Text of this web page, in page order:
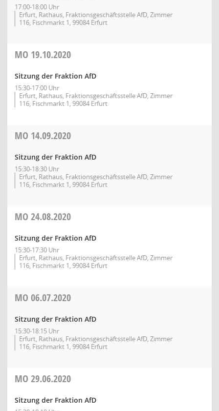
17:00-18:00 Uhr
Erfurt, Rathaus, Fraktionsgeschäftsstelle AfD, Zimmer
116, Fischmarkt 1, 99084 Erfurt
MO 19.10.2020
Sitzung der Fraktion AfD
15:30-17:00 Uhr
Erfurt, Rathaus, Fraktionsgeschäftsstelle AfD, Zimmer
116, Fischmarkt 1, 99084 Erfurt
MO 14.09.2020
Sitzung der Fraktion AfD
15:30-18:30 Uhr
Erfurt, Rathaus, Fraktionsgeschäftsstelle AfD, Zimmer
116, Fischmarkt 1, 99084 Erfurt
MO 24.08.2020
Sitzung der Fraktion AfD
15:30-17:30 Uhr
Erfurt, Rathaus, Fraktionsgeschäftsstelle AfD, Zimmer
116, Fischmarkt 1, 99084 Erfurt
MO 06.07.2020
Sitzung der Fraktion AfD
15:30-18:15 Uhr
Erfurt, Rathaus, Fraktionsgeschäftsstelle AfD, Zimmer
116, Fischmarkt 1, 99084 Erfurt
MO 29.06.2020
Sitzung der Fraktion AfD